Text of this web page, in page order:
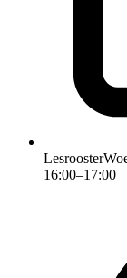
Lesrooster
16:00–17:00